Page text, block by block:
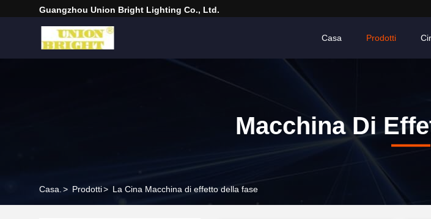
Guangzhou Union Bright Lighting Co., Ltd.
Casa Prodotti
Macchina Di
Casa. > Prodotti> La Cina Macchina di effetto della fase